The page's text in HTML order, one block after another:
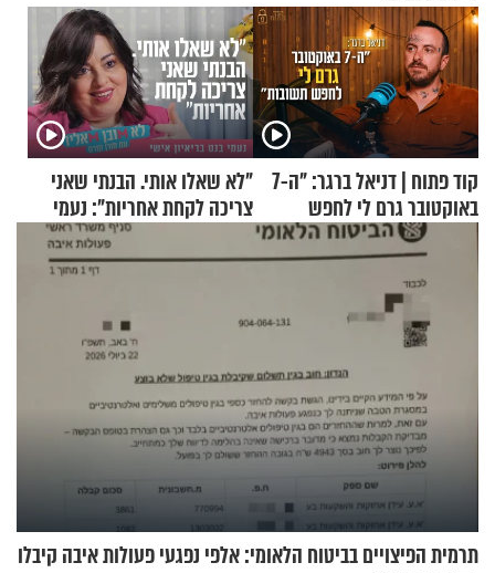
קוד פתוח | דניאל ברגר: "ה-7
באוקטובר גרם לי לחפש
תשובות"
"לא שאלו אותי. הבנתי שאני
צריכה לקחת אחריות": נעמי
בנט בריאיון אישי
תרמית הפיצויים בביטוח הלאומי: אלפי נפגעי פעולות איבה קיבלו